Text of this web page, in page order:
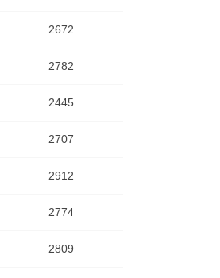
2672
2782
2445
2707
2912
2774
2809